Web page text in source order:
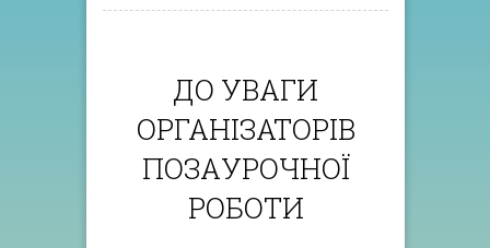
ДО УВАГИ
ОРГАНІЗАТОРІВ
ПОЗАУРОЧНОЇ
РОБОТИ